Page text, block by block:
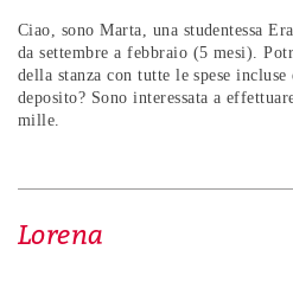
Ciao, sono Marta, una studentessa
da settembre a febbraio (5 mesi).
della stanza con tutte le spese incluse
deposito? Sono interessata a
mille.
Lorena